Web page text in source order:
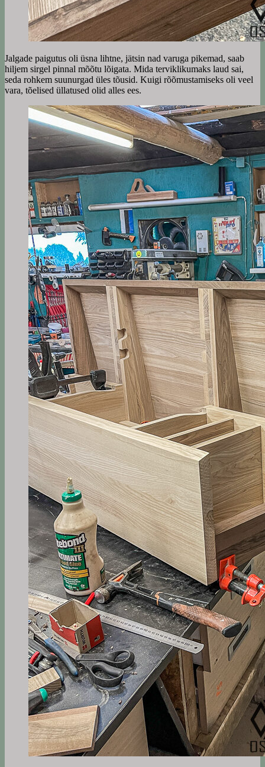
Jalgade paigutus oli üsna lihtne, jätsin nad varuga pikemad, saab
hiljem sirgel pinnal mõõtu lõigata. Mida terviklikumaks laud sai,
seda rohkem suunurgad üles tõusid. Kuigi rõõmustamiseks oli veel
vara, tõelised üllatused olid alles ees.